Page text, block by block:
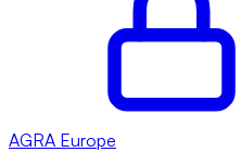
AGRA Europe